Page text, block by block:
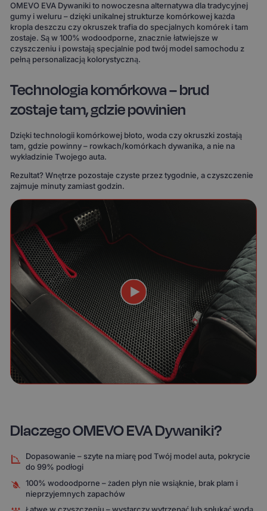
OMEVO EVA Dywaniki to nowoczesna alternatywa dla tradycyjnej
gumy i weluru – dzięki unikalnej strukturze komórkowej każda
kropla deszczu czy okruszek trafia do specjalnych komórek i tam
zostaje. Są w 100% wodoodporne, znacznie łatwiejsze w
czyszczeniu i powstają specjalnie pod twój model samochodu z
pełną personalizacją kolorystyczną.
Technologia komórkowa – brud
zostaje tam, gdzie powinien
Dzięki technologii komórkowej błoto, woda czy okruszki zostają
tam, gdzie powinny – rowkach/komórkach dywanika, a nie na
wykładzinie Twojego auta.
Rezultat? Wnętrze pozostaje czyste przez tygodnie, a czyszczenie
zajmuje minuty zamiast godzin.
Dlaczego OMEVO EVA Dywaniki?
Dopasowanie – szyte na miarę pod Twój model auta, pokrycie
do 99% podłogi
100% wodoodporne – żaden płyn nie wsiąknie, brak plam i
nieprzyjemnych zapachów